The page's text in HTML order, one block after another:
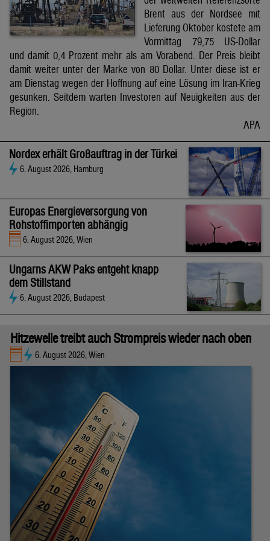
Brent aus der Nordsee mit
Lieferung Oktober kostete am
Vormittag 79,75 US-Dollar
und damit 0,4 Prozent mehr als am Vorabend. Der Preis bleibt
damit weiter unter der Marke von 80 Dollar. Unter diese ist er
am Dienstag wegen der Hoffnung auf eine Lösung im Iran-Krieg
gesunken. Seitdem warten Investoren auf Neuigkeiten aus der
Region.
APA
Nordex erhält Großauftrag in der Türkei
6. August 2026, Hamburg
Europas Energieversorgung von
Rohstoffimporten abhängig
6. August 2026, Wien
Ungarns AKW Paks entgeht knapp
dem Stillstand
6. August 2026, Budapest
Hitzewelle treibt auch Strompreis wieder nach oben
6. August 2026, Wien